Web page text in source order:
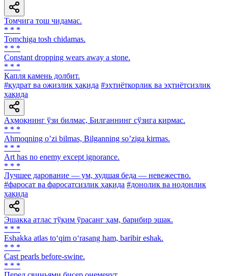
Томчига тош чидамас.
* * *
Tomchiga tosh chidamas.
* * *
Constant dropping wears away a stone.
* * *
Капля камень долбит.
#қудрат ва ожизлик ҳақида #эҳтиёткорлик ва эҳтиётсизлик
ҳақида
Аҳмоқнинг ўзи билмас, Билганнинг сўзига кирмас.
* * *
Аhmoqning oʼzi bilmas, Bilganning soʼziga kirmas.
* * *
Art has no enemy except ignorance.
* * *
Лучшее дарование — ум, худшая беда — невежество.
#фаросат ва фаросатсизлик ҳақида #донолик ва нодонлик
ҳақида
Эшакка атлас тўқим ўрасанг ҳам, барибир эшак.
* * *
Eshakka atlas to‘qim o‘rasang ham, baribir eshak.
* * *
Cast pearls before-swine.
* * *